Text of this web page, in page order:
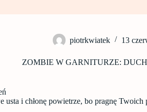
piotrkwiatek 13
ZOMBIE W GARNITURZE:
usta i chłonę powietrze, bo pragnę Twoich